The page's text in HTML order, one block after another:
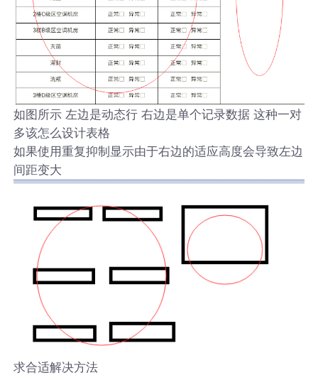
如图所示 左边是动态行 右边是单个记录数据 这种一对
多该怎么设计表格
如果使用重复抑制显示由于右边的适应高度会导致左边
间距变大
求合适解决方法